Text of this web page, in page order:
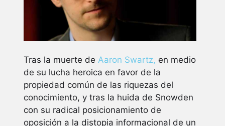
Tras la muerte de Aaron Swartz, en medio
de su lucha heroica en favor de la
propiedad común de las riquezas del
conocimiento, y tras la huida de Snowden
con su radical posicionamiento de
oposición a la distopia informacional de un